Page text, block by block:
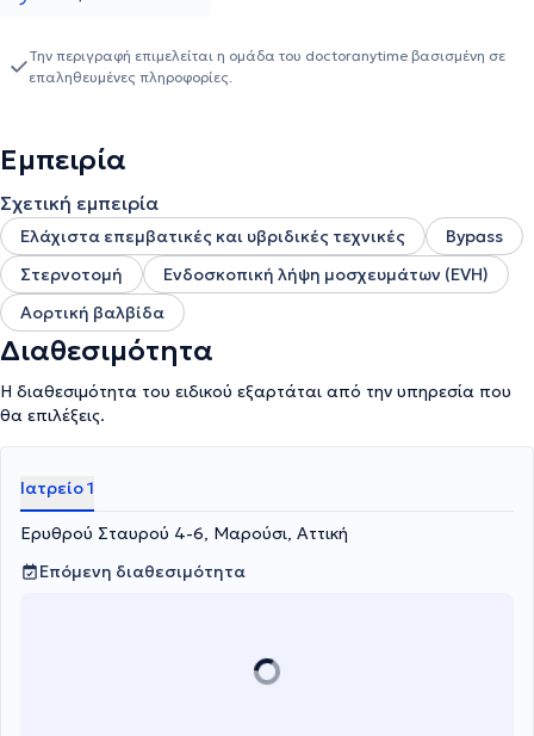
Θώρακος (EACTS), της Ελληνικής Χειρουργικής Εταιρείας
Εταιρείας. Είναι επίσης μέλος του Ιατρικού Συλλόγου Αθηνών
(ΙΣΑ) και του Ιατρικού Συλλόγου Αγγλίας (GMC).
Την περιγραφή επιμελείται η ομάδα του doctoranytime βασισμένη σε
επαληθευμένες πληροφορίες.
Εμπειρία
Σχετική εμπειρία
Ελάχιστα επεμβατικές και υβριδικές τεχνικές
Bypass
Στερνοτομή
Ενδοσκοπική λήψη μοσχευμάτων (EVH)
Αορτική βαλβίδα
Διαθεσιμότητα
Η διαθεσιμότητα του ειδικού εξαρτάται από την υπηρεσία που
θα επιλέξεις.
Ιατρείο 1
Ερυθρού Σταυρού 4-6, Μαρούσι, Αττική
Επόμενη διαθεσιμότητα